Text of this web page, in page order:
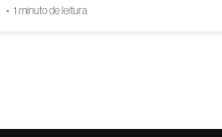
1 minuto de leitura